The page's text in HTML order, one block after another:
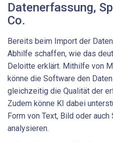
Datenerfassung,
Co.
Bereits beim Import der
Abhilfe schaffen, wie das
Deloitte erklärt. Mithilfe von
könne die Software den
gleichzeitig die Qualität der
Zudem könne KI dabei
Form von Text, Bild oder
analysieren.